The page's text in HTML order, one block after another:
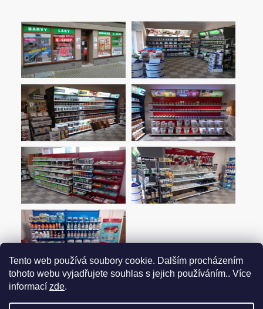
Tento web používá soubory cookie. Dalším procházením
tohoto webu vyjadřujete souhlas s jejich používáním.. Více
informací zde.